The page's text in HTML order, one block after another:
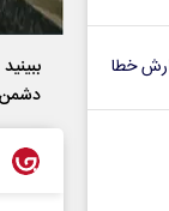
خطا
دشمن